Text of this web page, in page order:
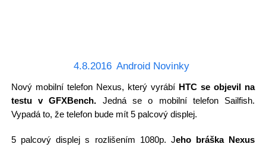
4.8.2016 Android Novinky
Nový mobilní telefon Nexus, který vyrábí HTC se objevil na
testu v GFXBench. Jedná se o mobilní telefon Sailfish.
Vypadá to, že telefon bude mít 5 palcový displej.
5 palcový displej s rozlišením 1080p. Jeho bráška Nexus